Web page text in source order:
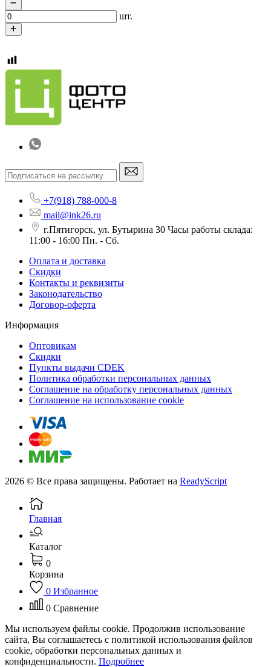
шт.
+7(918) 788-000-8
mail@ink26.ru
г.Пятигорск, ул. Бутырина 30 Часы работы склада:
11:00 - 16:00 Пн. - Сб.
Оплата и доставка
Скидки
Контакты и реквизиты
Законодательство
Договор-оферта
Информация
Оптовикам
Скидки
Пункты выдачи CDEK
Политика обработки персональных данных
Соглашение на обработку персональных данных
Соглашение на использование cookie
2026 © Все права защищены. Работает на ReadyScript
Главная
Каталог
0
Корзина
0 Избранное
0 Сравнение
Мы используем файлы cookie. Продолжив использование
сайта, Вы соглашаетесь с политикой использования файлов
cookie, обработки персональных данных и
конфиденциальности. Подробнее